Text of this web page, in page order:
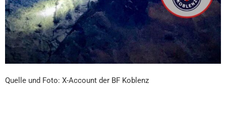
Quelle und Foto: X-Account der BF Koblenz